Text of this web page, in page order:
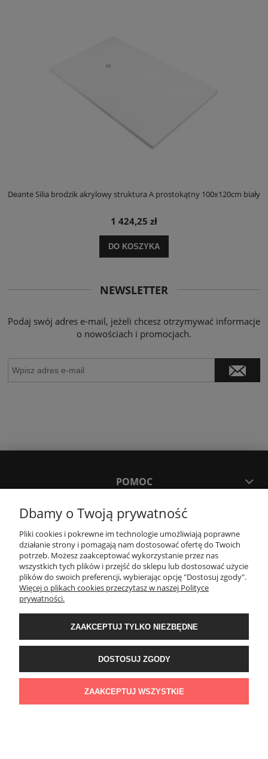
Deante Silia brodzik akrylowy struktura A prostokątny 100x120cm biały
1 424,25 zł
DO KOSZYKA
NEWSLETTER
Podaj swój adres e-mail, jeżeli chcesz otrzymywać informacje
o nowościach i promocjach.
POMOC
MOJE KONTO
PŁATNOŚCI I DOSTAWA
KONTAKT
Wyposażenie łazienek Łazienki.eco | Pawła 23, 41-708 Ruda Śląska | E-mail:
sklep@lazienki.eco | Tel.: 600 012 164 lub 600 012 159 | TGS Przemysław
Stoń | NIP: 6312213594 | REGON: 276403698
Dbamy o Twoją prywatność
Pliki cookies i pokrewne im technologie umożliwiają poprawne
działanie strony i pomagają nam dostosować ofertę do Twoich
potrzeb. Możesz zaakceptować wykorzystanie przez nas
wszystkich tych plików i przejść do sklepu lub dostosować użycie
plików do swoich preferencji, wybierając opcję "Dostosuj zgody".
Więcej o plikach cookies przeczytasz w naszej Polityce
prywatności.
ZAAKCEPTUJ TYLKO NIEZBĘDNE
DOSTOSUJ ZGODY
ZAAKCEPTUJ WSZYSTKIE